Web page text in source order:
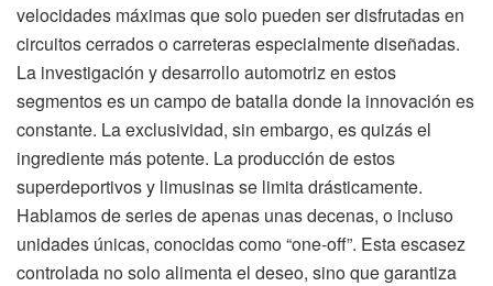
velocidades máximas que solo pueden ser disfrutadas en
circuitos cerrados o carreteras especialmente diseñadas.
La investigación y desarrollo automotriz en estos
segmentos es un campo de batalla donde la innovación es
constante. La exclusividad, sin embargo, es quizás el
ingrediente más potente. La producción de estos
superdeportivos y limusinas se limita drásticamente.
Hablamos de series de apenas unas decenas, o incluso
unidades únicas, conocidas como “one-off”. Esta escasez
controlada no solo alimenta el deseo, sino que garantiza